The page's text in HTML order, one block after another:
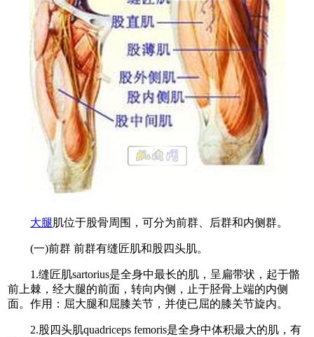
大腿肌位于股骨周围，可分为前群、后群和内侧群。
(一)前群 前群有缝匠肌和股四头肌。
1.缝匠肌sartorius是全身中最长的肌，呈扁带状，起于骼
前上棘，经大腿的前面，转向内侧，止于胫骨上端的内侧
面。作用：屈大腿和屈膝关节，并使已屈的膝关节旋内。
2.股四头肌quadriceps femoris是全身中体积最大的肌，有